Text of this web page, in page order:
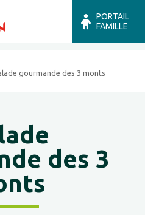
PORTAIL
FAMILLE
gourmande des 3 monts
des 3